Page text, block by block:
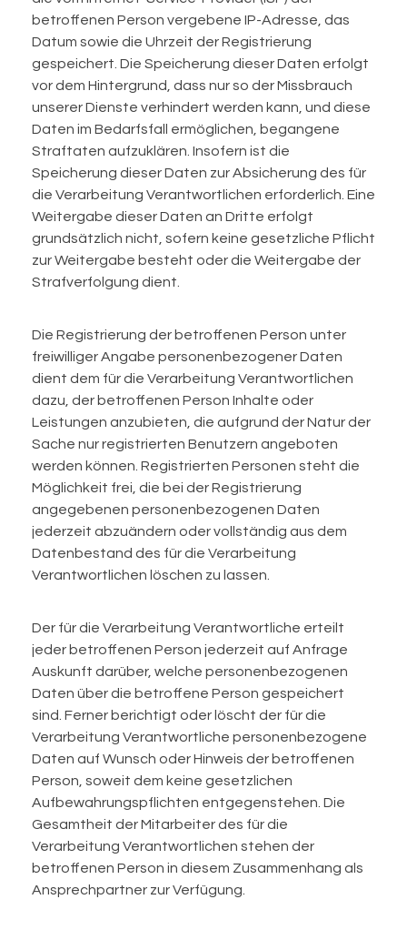
betroffenen Person vergebene IP-Adresse, das
Datum sowie die Uhrzeit der Registrierung
gespeichert. Die Speicherung dieser Daten erfolgt
vor dem Hintergrund, dass nur so der Missbrauch
unserer Dienste verhindert werden kann, und diese
Daten im Bedarfsfall ermöglichen, begangene
Straftaten aufzuklären. Insofern ist die
Speicherung dieser Daten zur Absicherung des für
die Verarbeitung Verantwortlichen erforderlich. Eine
Weitergabe dieser Daten an Dritte erfolgt
grundsätzlich nicht, sofern keine gesetzliche Pflicht
zur Weitergabe besteht oder die Weitergabe der
Strafverfolgung dient.
Die Registrierung der betroffenen Person unter
freiwilliger Angabe personenbezogener Daten
dient dem für die Verarbeitung Verantwortlichen
dazu, der betroffenen Person Inhalte oder
Leistungen anzubieten, die aufgrund der Natur der
Sache nur registrierten Benutzern angeboten
werden können. Registrierten Personen steht die
Möglichkeit frei, die bei der Registrierung
angegebenen personenbezogenen Daten
jederzeit abzuändern oder vollständig aus dem
Datenbestand des für die Verarbeitung
Verantwortlichen löschen zu lassen.
Der für die Verarbeitung Verantwortliche erteilt
jeder betroffenen Person jederzeit auf Anfrage
Auskunft darüber, welche personenbezogenen
Daten über die betroffene Person gespeichert
sind. Ferner berichtigt oder löscht der für die
Verarbeitung Verantwortliche personenbezogene
Daten auf Wunsch oder Hinweis der betroffenen
Person, soweit dem keine gesetzlichen
Aufbewahrungspflichten entgegenstehen. Die
Gesamtheit der Mitarbeiter des für die
Verarbeitung Verantwortlichen stehen der
betroffenen Person in diesem Zusammenhang als
Ansprechpartner zur Verfügung.